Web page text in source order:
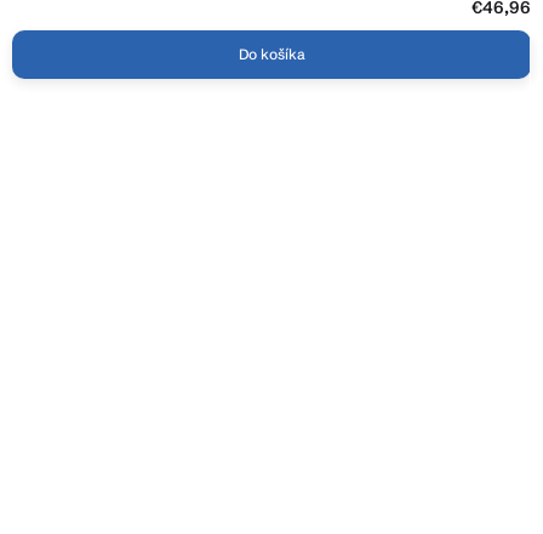
€46,96
Do košíka